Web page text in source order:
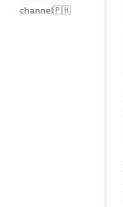
channel🇵🇭